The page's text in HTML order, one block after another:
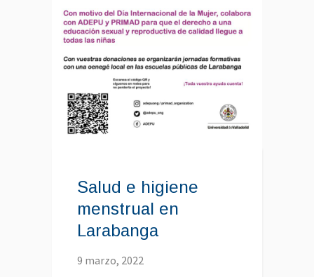
Salud e higiene
menstrual en
Larabanga
9 marzo, 2022